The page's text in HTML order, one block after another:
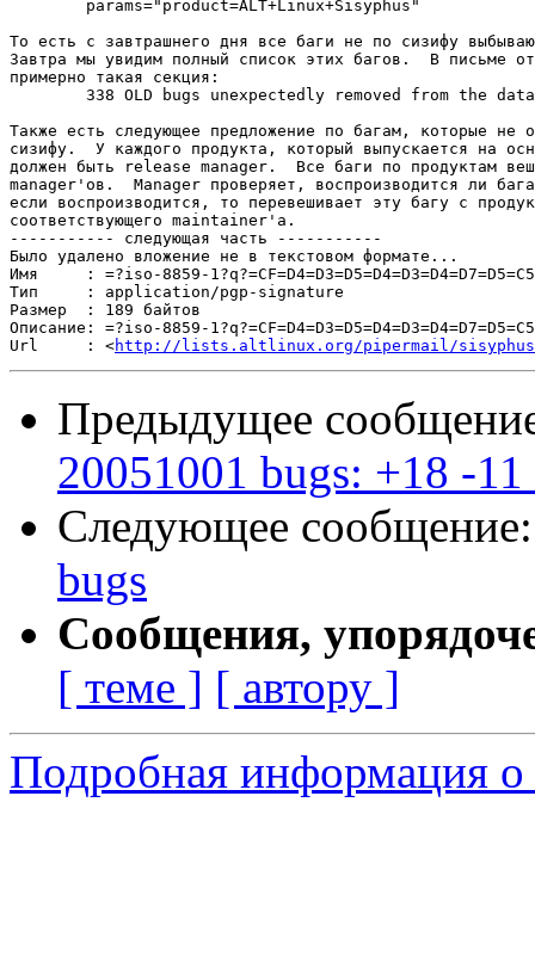
То есть с завтрашнего дня все баги не по сизифу
Завтра мы увидим полный список этих багов.  В письме
примерно такая секция:
Также есть следующее предложение по багам, которые не
сизифу.  У каждого продукта, который выпускается на
должен быть release manager.  Все баги по продуктам
manager'ов.  Manager проверяет, воспроизводится ли
если воспроизводится, то перевешивает эту багу с
соответствующего maintainer'а.
----------- следующая часть -----------
Было удалено вложение не в текстовом формате...
Имя     : =?iso-8859-
Тип     : application/pgp-signature
Размер  : 189 байтов
Описание: =?iso-8859-
Url     : <http://lists.altlinux.org/pipermail/sisyphus/
Предыдущее
20051001 bugs: +18 -
Следующее
bugs
Сообщения,
[ теме ] [ автору ]
Подробная информация о